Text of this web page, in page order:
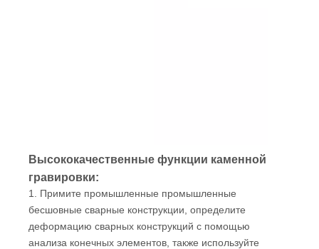
Высококачественные функции каменной
гравировки:
1. Примите промышленные промышленные
бесшовные сварные конструкции, определите
деформацию сварных конструкций с помощью
анализа конечных элементов, также используйте